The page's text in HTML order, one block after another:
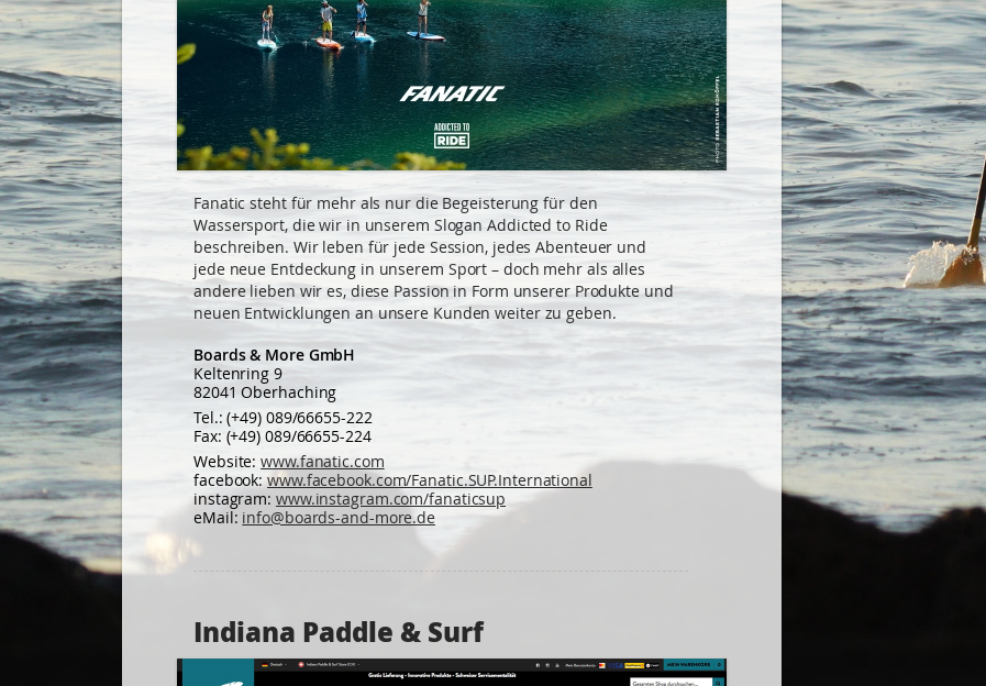
Fanatic steht für mehr als nur die Begeisterung für den
Wassersport, die wir in unserem Slogan Addicted to Ride
beschreiben. Wir leben für jede Session, jedes Abenteuer und
jede neue Entdeckung in unserem Sport – doch mehr als alles
andere lieben wir es, diese Passion in Form unserer Produkte und
neuen Entwicklungen an unsere Kunden weiter zu geben.
Boards & More GmbH
Keltenring 9
82041 Oberhaching
Tel.: (+49) 089/66655-222
Fax: (+49) 089/66655-224
Website:www.fanatic.com
facebook:www.facebook.com/Fanatic.SUP.International
instagram: www.instagram.com/fanaticsup
eMail: info@boards-and-more.de
Indiana Paddle & Surf